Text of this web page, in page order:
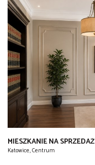
MIESZKANIE NA SPRZEDAŻ
Katowice, Centrum